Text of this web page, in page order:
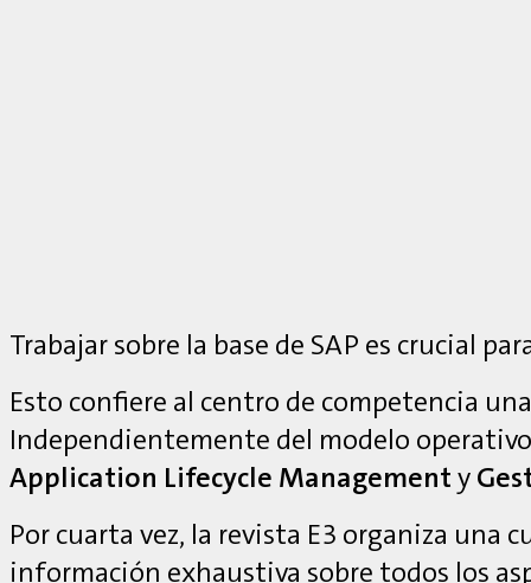
Trabajar sobre la base de SAP es crucial
Esto confiere al centro de competencia
Independientemente del modelo
Application Lifecycle Managementy
Por cuarta vez, la revista E3 organiza una
información exhaustiva sobre todos los